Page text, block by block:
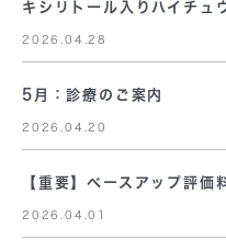
キシリトール入りハイチ
2026.04.28
5月：診療のご案内
2026.04.20
【重要】ベースアップ評価
2026.04.01